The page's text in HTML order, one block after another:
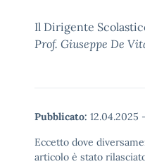
Il Dirigente
Prof. Giuseppe De
Pubblicato: 12.04.2025 -
Eccetto dove
articolo è stato